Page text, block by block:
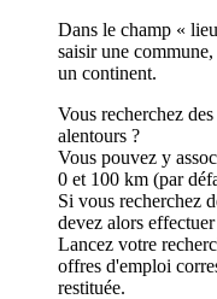
Dans le champ «
saisir une
un continent.
Vous recherchez
alentours ?
Vous pouvez y
0 et 100 km (par
Si vous recherchez
devez alors
Lancez votre
offres d'emploi
restituée.